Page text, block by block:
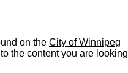
on the City of Winnipeg
the content you are looking